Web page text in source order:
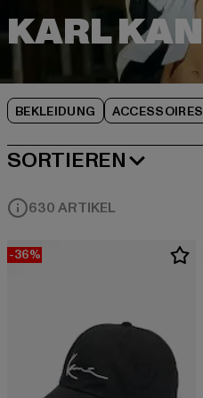
BEKLEIDUNG ACCESSOIRES
SORTIEREN
BELIEBTESTE
630 ARTIKEL
-36%